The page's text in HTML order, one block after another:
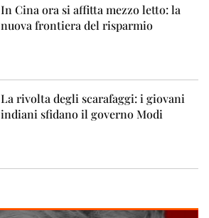
In Cina ora si affitta mezzo letto: la
nuova frontiera del risparmio
La rivolta degli scarafaggi: i giovani
indiani sfidano il governo Modi